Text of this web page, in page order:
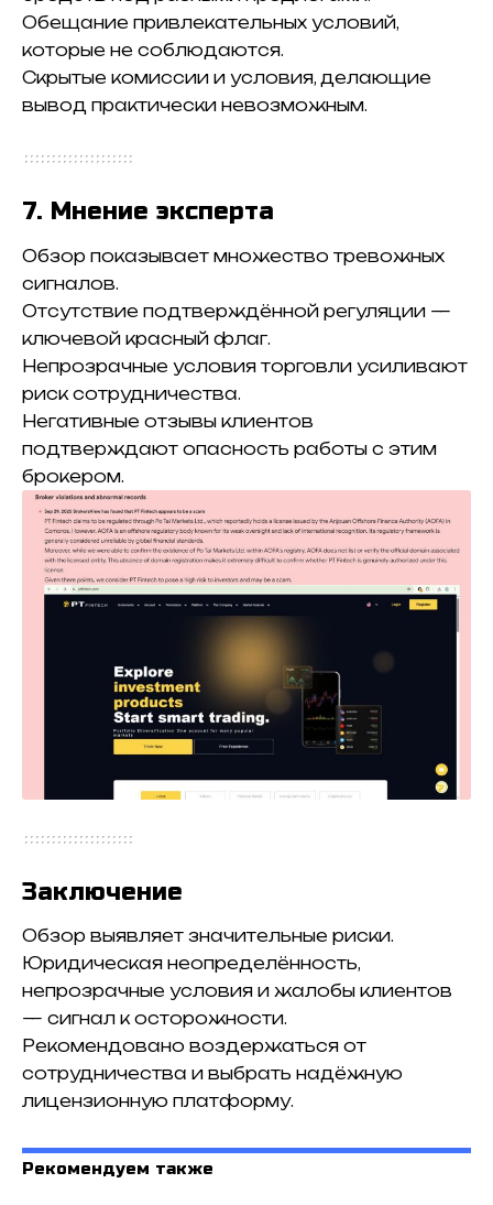
Обещание привлекательных условий,
которые не соблюдаются.
Скрытые комиссии и условия, делающие
вывод практически невозможным.
7. Мнение эксперта
Обзор показывает множество тревожных
сигналов.
Отсутствие подтверждённой регуляции —
ключевой красный флаг.
Непрозрачные условия торговли усиливают
риск сотрудничества.
Негативные отзывы клиентов
подтверждают опасность работы с этим
брокером.
Заключение
Обзор выявляет значительные риски.
Юридическая неопределённость,
непрозрачные условия и жалобы клиентов
— сигнал к осторожности.
Рекомендовано воздержаться от
сотрудничества и выбрать надёжную
лицензионную платформу.
Рекомендуем также